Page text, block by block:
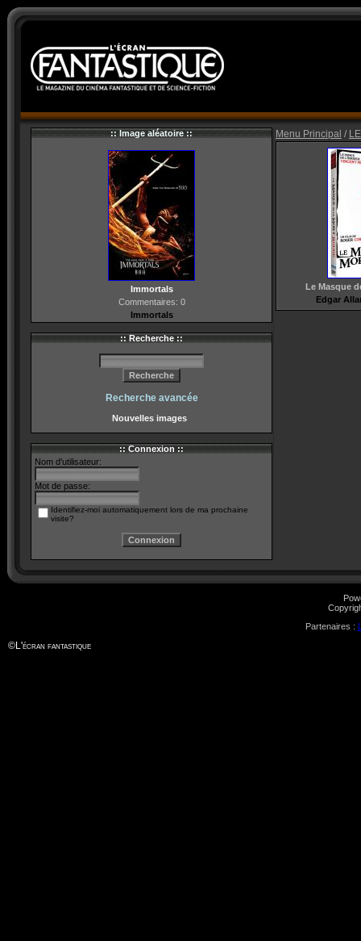
:: Image aléatoire ::
Immortals
Commentaires: 0
Immortals
:: Recherche ::
Recherche avancée
Nouvelles images
:: Connexion ::
Nom d'utilisateur:
Mot de passe:
Identifiez-moi automatiquement lors de ma prochaine
visite?
Menu Principal /
Le Masque
Edgar
Partenaires :
©L'écran fantastique